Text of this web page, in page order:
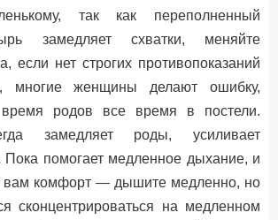
так как переполненный
замедляет схватки, меняйте
если нет строгих противопоказаний
многие женщины делают ошибку,
родов все время в постели.
замедляет роды, усиливает
Пока помогает медленное дыхание, и
вам комфорт — дышите медленно, но
сконцентрироваться на медленном